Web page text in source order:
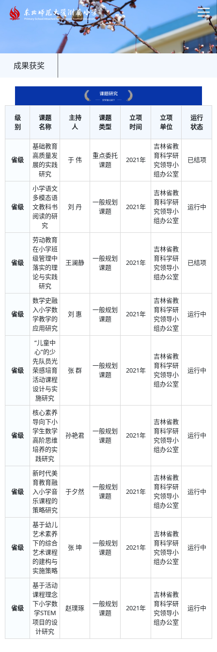
成果获奖
级
别
课题
名称
主持
人
课题
类型
立项
时间
立项
单位
运行
状态
省级
基础教育
高质量发
展的实践
研究
于 伟
重点委托
课题
2021年
吉林省教
育科学研
究领导小
组办公室
已结项
省级
小学语文
多模态语
文教科书
阅读的研
究
刘 丹
一般规划
课题
2021年
吉林省教
育科学研
究领导小
组办公室
运行中
省级
劳动教育
在小学班
级管理中
落实的理
论与实践
研究
王澜静
一般规划
课题
2021年
吉林省教
育科学研
究领导小
组办公室
已结项
省级
数学史融
入小学数
学教学的
应用研究
刘 惠
一般规划
课题
2021年
吉林省教
育科学研
究领导小
组办公室
运行中
省级
“儿童中
心”的少
先队员光
荣感培育
活动课程
设计与实
施研究
张 群
一般规划
课题
2021年
吉林省教
育科学研
究领导小
组办公室
运行中
省级
核心素养
导向下小
学生数学
高阶思维
培养的实
践研究
孙艳君
一般规划
课题
2021年
吉林省教
育科学研
究领导小
组办公室
运行中
省级
新时代美
育教育融
入小学音
乐课程的
策略研究
于夕然
一般规划
课题
2021年
吉林省教
育科学研
究领导小
组办公室
运行中
省级
基于幼儿
艺术素养
下的综合
艺术课程
的建构与
实施策略
张 坤
一般规划
课题
2021年
吉林省教
育科学研
究领导小
组办公室
运行中
省级
基于活动
课程理念
下小学数
学STEM
项目的设
计研究
赵璞琢
一般规划
课题
2021年
吉林省教
育科学研
究领导小
组办公室
运行中